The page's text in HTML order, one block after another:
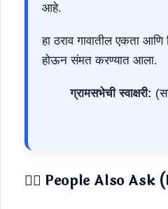
आहे.
हा ठराव गावातील एकता आणि
होऊन संमत करण्यात आला.
ग्रामसभेची स्वाक्षरी:
💁‍♂️ People Also Ask